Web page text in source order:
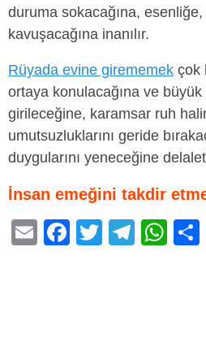
duruma sokacağına,
kavuşacağına inanılır.
Rüyada evine girememek çok
ortaya konulacağına ve
girileceğine, karamsar ruh
umutsuzluklarını geride
duygularını yeneceğine
İnsan emeğini takdir
E
F
T
T
W